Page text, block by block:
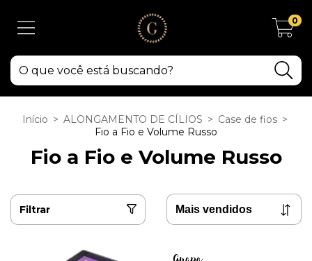
0
Início > ALONGAMENTO DE CÍLIOS > Case de fios >
Fio a Fio e Volume Russo
Fio a Fio e Volume Russo
Filtrar